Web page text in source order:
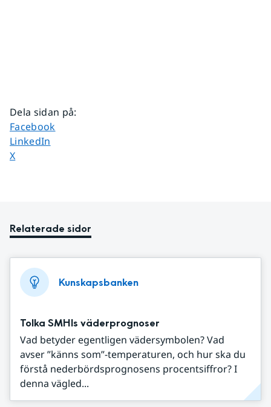
Dela sidan på:
Dela sidan på
Facebook
Dela sidan på
LinkedIn
Dela sidan på
X
Relaterade sidor
Kunskapsbanken
Tolka SMHIs väderprognoser
Vad betyder egentligen vädersymbolen? Vad
avser ”känns som”-temperaturen, och hur ska du
förstå nederbördsprognosens procentsiffror? I
denna vägled...